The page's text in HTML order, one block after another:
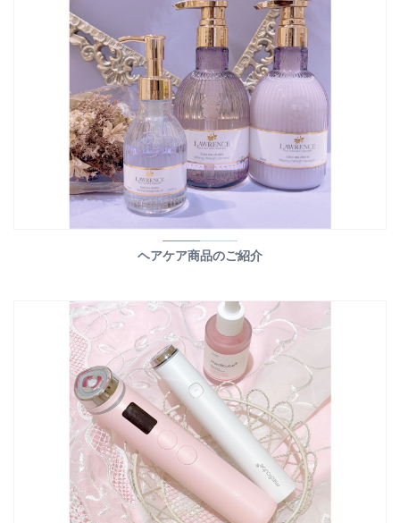
ヘアケア商品のご紹介